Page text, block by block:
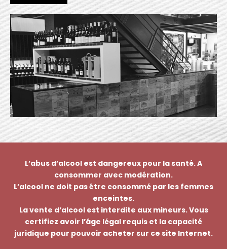
L’abus d’alcool est dangereux pour la santé. A
consommer avec modération.
L’alcool ne doit pas être consommé par les femmes
enceintes.
La vente d’alcool est interdite aux mineurs. Vous
certifiez avoir l’âge légal requis et la capacité
juridique pour pouvoir acheter sur ce site Internet.